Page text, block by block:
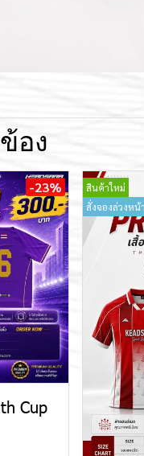
อง
-23%
Cup
สินค้าใหม่
สั่งจองล่วงหน้า